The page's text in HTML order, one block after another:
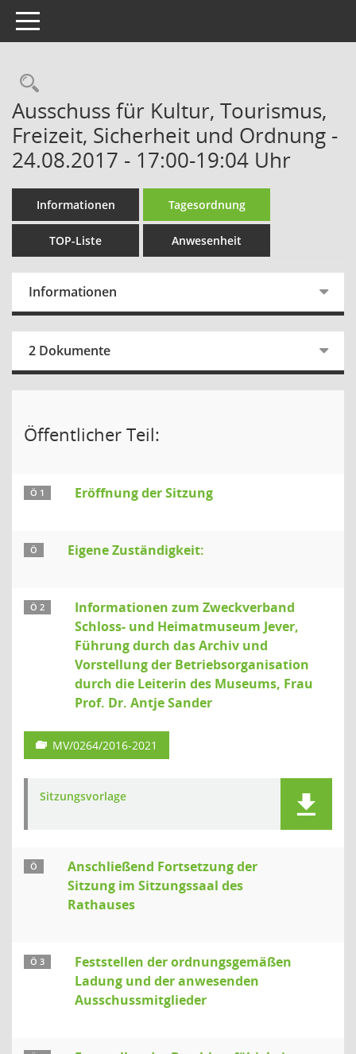
Toggle navigation
Rechercheauswahl
Ausschuss für Kultur, Tourismus,
Freizeit, Sicherheit und Ordnung -
24.08.2017 - 17:00-19:04 Uhr
Informationen Tagesordnung
TOP-Liste Anwesenheit
Informationen
2 Dokumente
Öffentlicher Teil:
Ö 1 Eröffnung der Sitzung
Ö Eigene Zuständigkeit:
Ö 2
Informationen zum Zweckverband
Schloss- und Heimatmuseum Jever,
Führung durch das Archiv und
Vorstellung der Betriebsorganisation
durch die Leiterin des Museums, Frau
Prof. Dr. Antje Sander
MV/0264/2016-2021
Sitzungsvorlage
Ö
Anschließend Fortsetzung der
Sitzung im Sitzungssaal des
Rathauses
Ö 3
Feststellen der ordnungsgemäßen
Ladung und der anwesenden
Ausschussmitglieder